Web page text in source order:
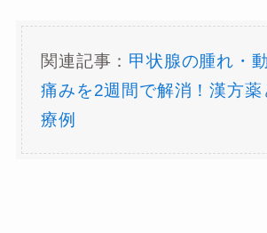
関連記事： 甲状腺の腫れ・
痛みを2週間で解消！漢方薬
療例